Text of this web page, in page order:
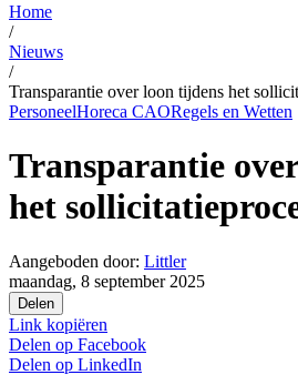
Home
/
Nieuws
/
Transparantie over loon tijdens het
PersoneelHoreca CAORegels en Wetten
Transparantie
het
Aangeboden door: Littler
maandag, 8 september 2025
Delen
Link kopiëren
Delen op Facebook
Delen op LinkedIn